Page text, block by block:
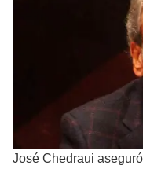
José Chedraui